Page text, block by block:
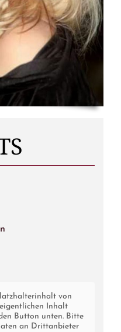
von
Inhalt
Button unten. Bitte
an Drittanbieter